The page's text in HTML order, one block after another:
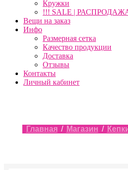
Кружки
!!! SALE |
Вещи на заказ
Инфо
Размерная сетка
Качество продукции
Доставка
Отзывы
Контакты
Личный кабинет
Главная / Магазин /